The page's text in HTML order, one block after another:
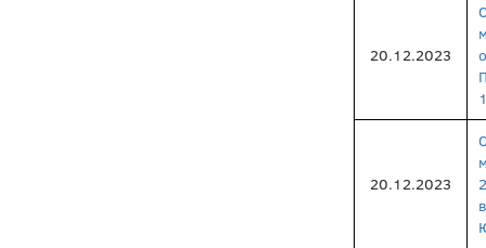
20.12.2023
20.12.2023